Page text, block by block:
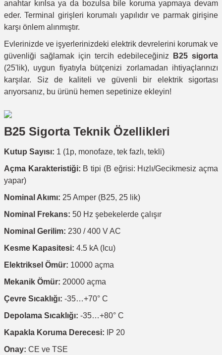
anahtar kırılsa ya da bozulsa bile koruma yapmaya devam
eder. Terminal girişleri korumalı yapılıdır ve parmak girişine
karşı önlem alınmıştır.
Evlerinizde ve işyerlerinizdeki elektrik devrelerini korumak ve
güvenliği sağlamak için tercih edebileceğiniz
B25 sigorta
(25'lik), uygun fiyatıyla bütçenizi zorlamadan ihtiyaçlarınızı
karşılar. Siz de kaliteli ve güvenli bir elektrik sigortası
arıyorsanız, bu ürünü hemen sepetinize ekleyin!
B25 Sigorta Teknik Özellikleri
Kutup Sayısı: 1 (1p, monofaze, tek fazlı, tekli)
Açma Karakteristiği: B tipi (B eğrisi: Hızlı/Gecikmesiz açma
yapar)
Nominal Akımı: 25 Amper (B25, 25 lik)
Nominal Frekans: 50 Hz şebekelerde çalışır
Nominal Gerilim: 230 / 400 V AC
Kesme Kapasitesi: 4.5 kA (Icu)
Elektriksel Ömür: 10000 açma
Mekanik Ömür: 20000 açma
Çevre Sıcaklığı: -35…+70° C
Depolama Sıcaklığı: -35…+80° C
Kapakla Koruma Derecesi: IP 20
Onay: CE ve TSE